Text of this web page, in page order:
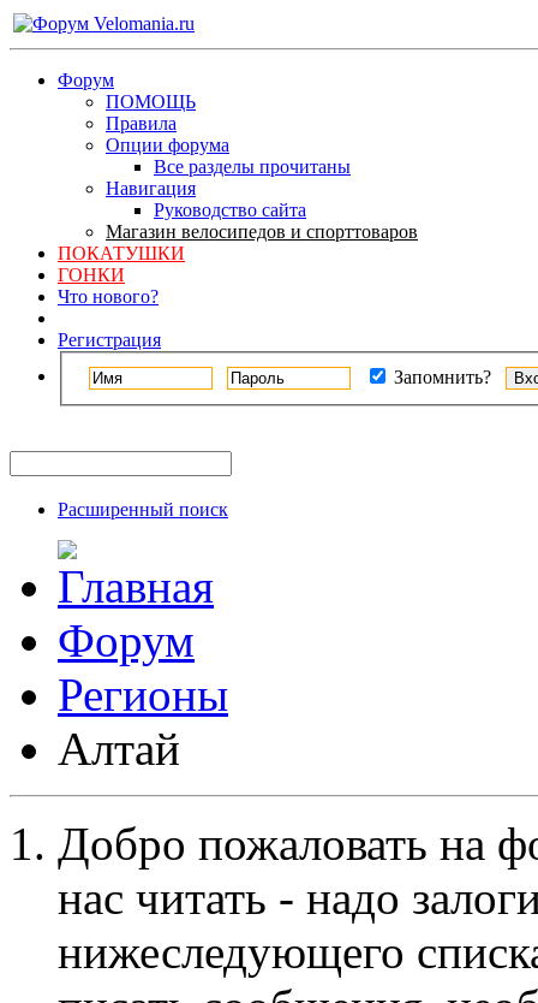
Форум
ПОМОЩЬ
Правила
Опции форума
Все разделы прочитаны
Навигация
Руководство сайта
Магазин велосипедов и спорттоваров
ПОКАТУШКИ
ГОНКИ
Что нового?
Регистрация
Запомнить?
Расширенный поиск
Форум
Регионы
Алтай
Добро пожаловать на
нас читать - надо
нижеследующего